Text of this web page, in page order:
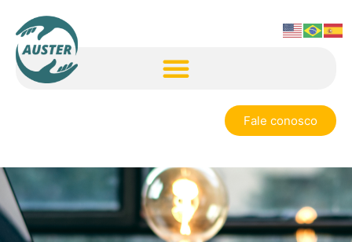
Fale conosco